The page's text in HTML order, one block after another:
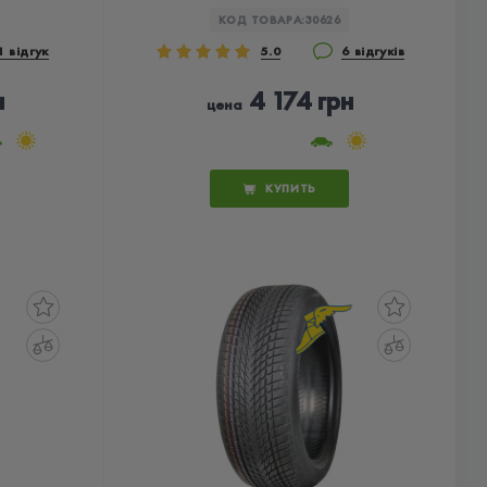
1 відгук
КОД ТОВАРА:30626
5.0 6 відгуків
цена4 174 грн
КУПИТЬ